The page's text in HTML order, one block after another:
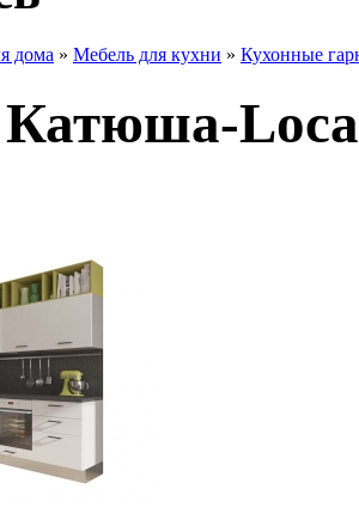
дома » Мебель для кухни » Кухонные